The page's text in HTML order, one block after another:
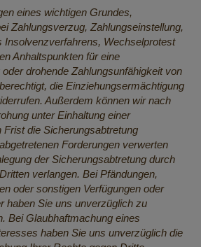
eines wichtigen Grundes,
Zahlungsverzug, Zahlungseinstellung,
Insolvenzverfahrens, Wechselprotest
Anhaltspunkten für eine
drohende Zahlungsunfähigkeit von
die Einziehungsermächtigung
Außerdem können wir nach
unter Einhaltung einer
Frist die Sicherungsabtretung
Forderungen verwerten
der Sicherungsabtretung durch
verlangen. Bei Pfändungen,
oder sonstigen Verfügungen oder
haben Sie uns unverzüglich zu
Bei Glaubhaftmachung eines
haben Sie uns unverzüglich die